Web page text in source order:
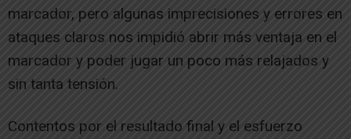
marcador, pero algunas imprecisiones y errores en
ataques claros nos impidió abrir más ventaja en el
marcador y poder jugar un poco más relajados y
sin tanta tensión.
Contentos por el resultado final y el esfuerzo